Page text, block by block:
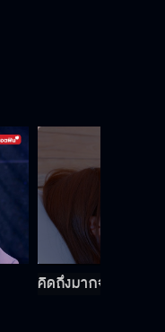
คิดถึงมากจนทนไม่ไ